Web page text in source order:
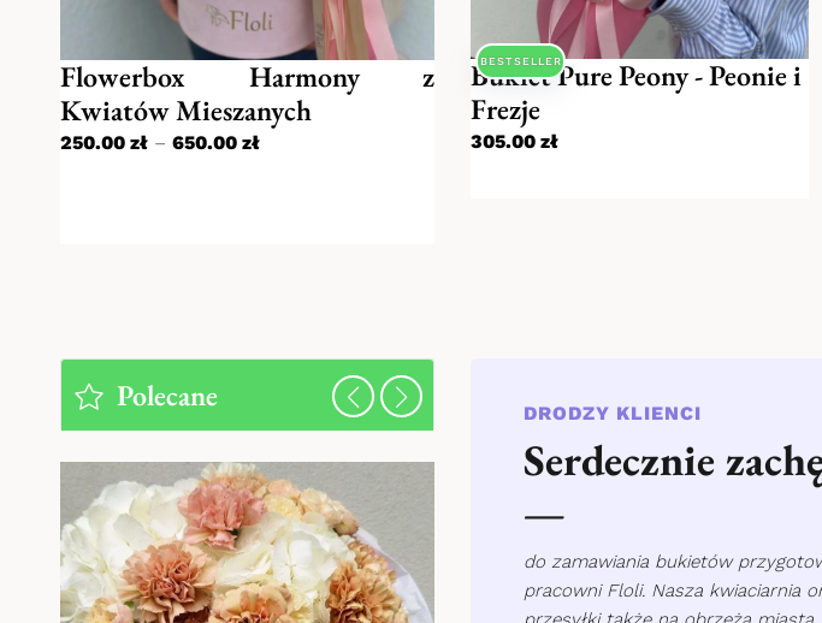
Flowerbox Harmony z
Kwiatów Mieszanych
250.00 zł – 650.00 zł
Bukiet Pure Peony - Peonie i
Frezje
305.00 zł
BESTSELLER
Polecane DRODZY KLIENCI
Serdecznie
do zamawiania bukietów
pracowni Floli. Nasza kwiaciarnia